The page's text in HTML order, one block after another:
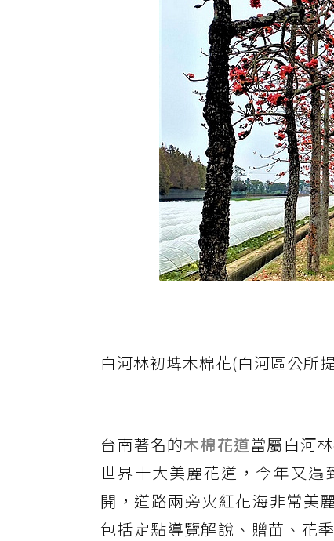
白河林初埤木棉花(白河區公所
台南著名的木棉花道當屬白河
世界十大美麗花道，今年又
開，道路兩旁火紅花海非常美
包括定點導覽解說、贈苗、花